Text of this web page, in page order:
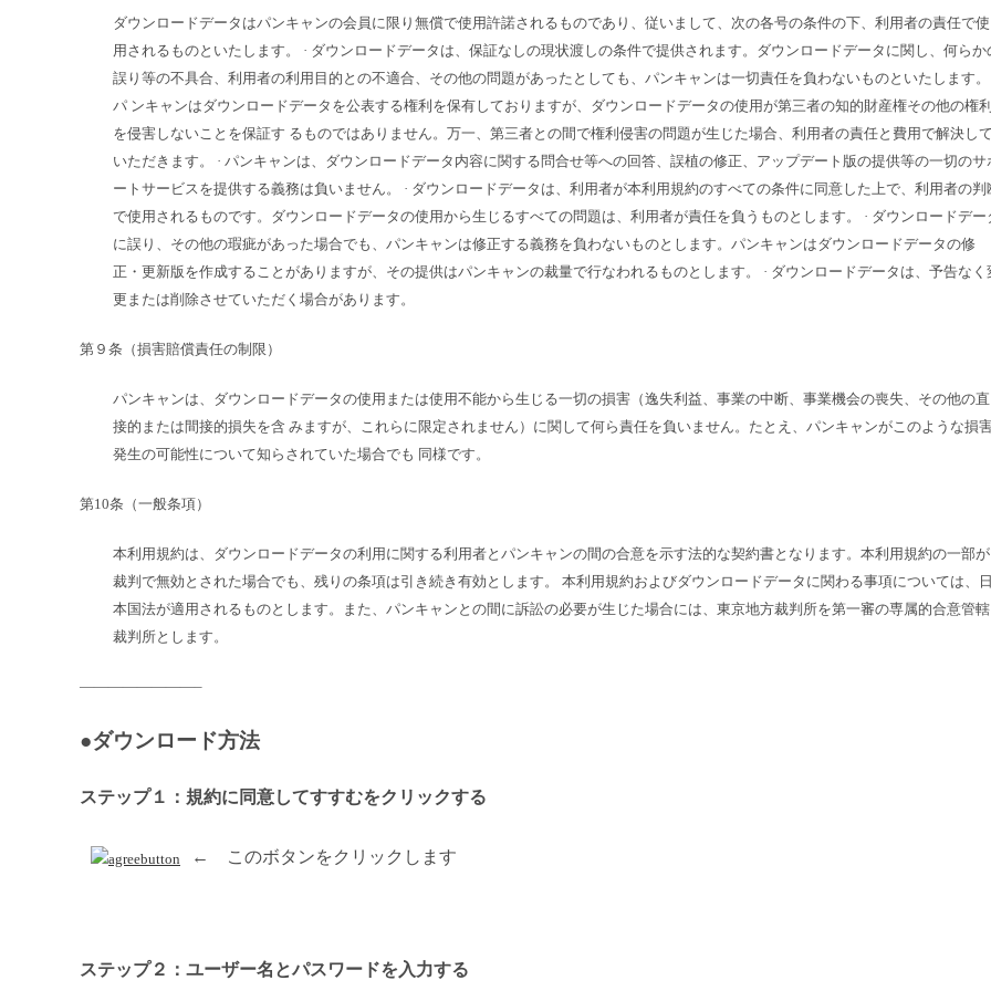
ダウンロードデータはパンキャンの会員に限り無償で使用許諾されるものであり、従いまして、次の各号の条件の下、利用者の責任で使
用されるものといたします。 · ダウンロードデータは、保証なしの現状渡しの条件で提供されます。ダウンロードデータに関し、何らか
誤り等の不具合、利用者の利用目的との不適合、その他の問題があったとしても、パンキャンは一切責任を負わないものといたします。
パ ンキャンはダウンロードデータを公表する権利を保有しておりますが、ダウンロードデータの使用が第三者の知的財産権その他の権
を侵害しないことを保証す るものではありません。万一、第三者との間で権利侵害の問題が生じた場合、利用者の責任と費用で解決し
いただきます。 · パンキャンは、ダウンロードデータ内容に関する問合せ等への回答、誤植の修正、アップデート版の提供等の一切のサ
ートサービスを提供する義務は負いません。 · ダウンロードデータは、利用者が本利用規約のすべての条件に同意した上で、利用者の判
で使用されるものです。ダウンロードデータの使用から生じるすべての問題は、利用者が責任を負うものとします。 · ダウンロードデー
に誤り、その他の瑕疵があった場合でも、パンキャンは修正する義務を負わないものとします。パンキャンはダウンロードデータの修
正・更新版を作成することがありますが、その提供はパンキャンの裁量で行なわれるものとします。 · ダウンロードデータは、予告なく
更または削除させていただく場合があります。
第９条（損害賠償責任の制限）
パンキャンは、ダウンロードデータの使用または使用不能から生じる一切の損害（逸失利益、事業の中断、事業機会の喪失、その他の直
接的または間接的損失を含 みますが、これらに限定されません）に関して何ら責任を負いません。たとえ、パンキャンがこのような損
発生の可能性について知らされていた場合でも 同様です。
第10条（一般条項）
本利用規約は、ダウンロードデータの利用に関する利用者とパンキャンの間の合意を示す法的な契約書となります。本利用規約の一部が
裁判で無効とされた場合でも、残りの条項は引き続き有効とします。 本利用規約およびダウンロードデータに関わる事項については、
本国法が適用されるものとします。また、パンキャンとの間に訴訟の必要が生じた場合には、東京地方裁判所を第一審の専属的合意管轄
裁判所とします。
————————–
●ダウンロード方法
ステップ１：規約に同意してすすむをクリックする
← このボタンをクリックします
ステップ２：ユーザー名とパスワードを入力する